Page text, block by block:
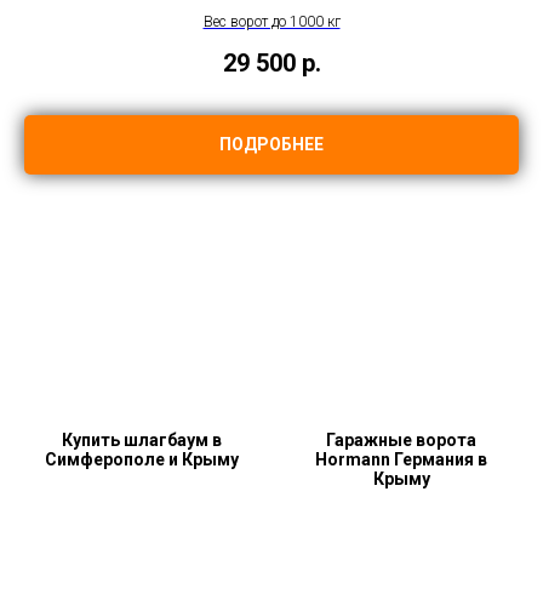
Вес ворот до 1000 кг
29 500 р.
ПОДРОБНЕЕ
Купить шлагбаум в
Симферополе и Крыму
Гаражные ворота
Hormann Германия в
Крыму